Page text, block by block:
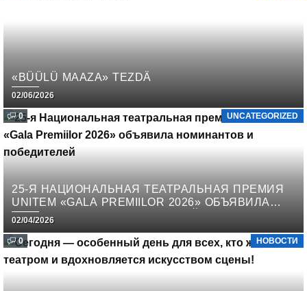
«BÜÜLÜ MAAZA» TEZDÄ
02/06/2026
0 UNCATEGORIZED
25-Я НАЦИОНАЛЬНАЯ ТЕАТРАЛЬНАЯ ПРЕМИЯ
UNITEM «GALA PREMIILOR 2026» ОБЪЯВИЛА
НОМИНАНТОВ И ПОБЕДИТЕЛЕЙ
02/04/2026
0 НОВОСТИ